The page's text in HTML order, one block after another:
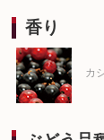
香り
カ